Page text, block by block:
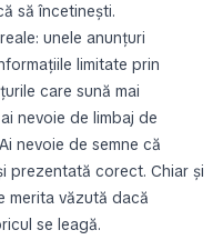
să încetinești.
unele anunțuri
limitate prin
care sună mai
nevoie de limbaj de
nevoie de semne că
prezentată corect. Chiar și
merita văzută dacă
se leagă.